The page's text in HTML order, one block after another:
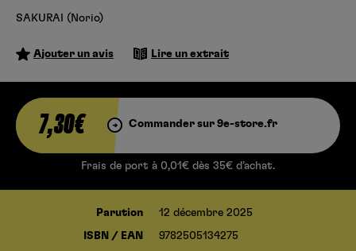
SAKURAI (Norio)
Ajouter un avis Lire un extrait
7,30€ Commander sur 9e-store.fr
Frais de port à 0,01€ dès 35€ d’achat.
Parution 12 décembre 2025
ISBN / EAN 9782505134275